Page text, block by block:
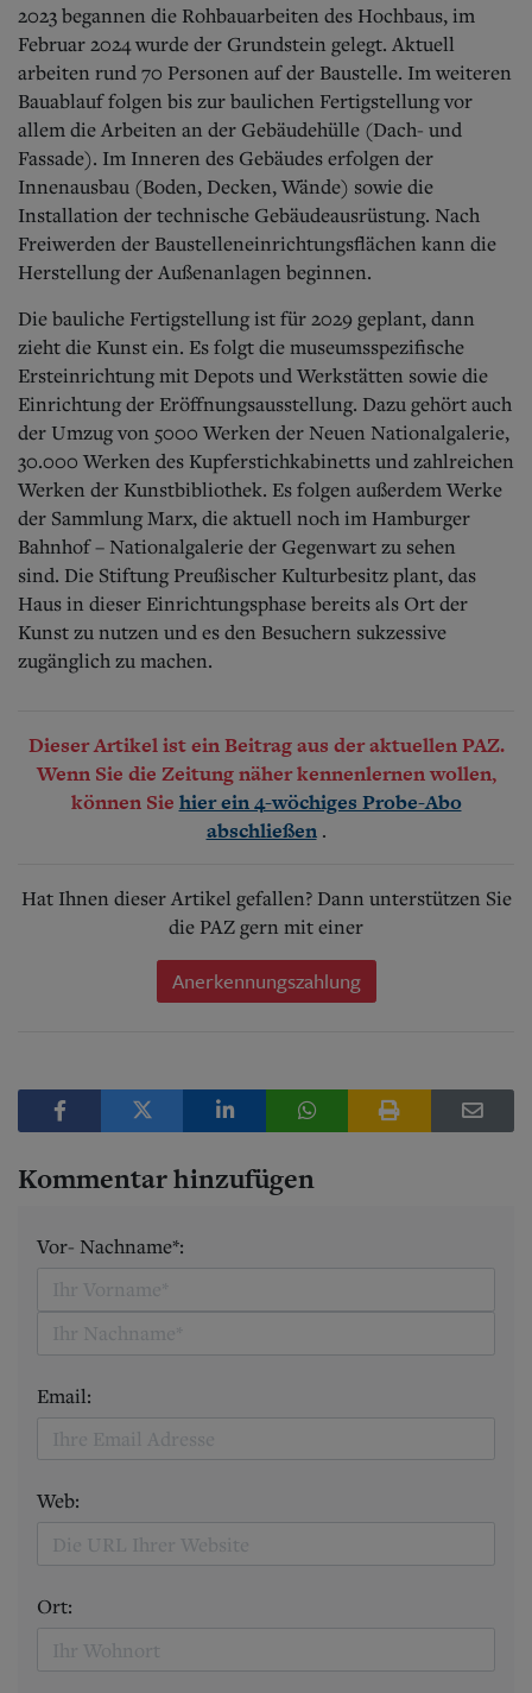
2023 begannen die Rohbauarbeiten des Hochbaus, im
Februar 2024 wurde der Grundstein gelegt. Aktuell
arbeiten rund 70 Personen auf der Baustelle. Im weiteren
Bauablauf folgen bis zur baulichen Fertigstellung vor
allem die Arbeiten an der Gebäudehülle (Dach- und
Fassade). Im Inneren des Gebäudes erfolgen der
Innenausbau (Boden, Decken, Wände) sowie die
Installation der technische Gebäudeausrüstung. Nach
Freiwerden der Baustelleneinrichtungsflächen kann die
Herstellung der Außenanlagen beginnen.
Die bauliche Fertigstellung ist für 2029 geplant, dann
zieht die Kunst ein. Esfolgt die museumsspezifische
Ersteinrichtung mit Depots und Werkstätten sowie die
Einrichtung der Eröffnungsausstellung. Dazu gehört auch
der Umzug von 5000 Werken der Neuen Nationalgalerie,
30.000 Werken des Kupferstichkabinetts und zahlreichen
Werken der Kunstbibliothek. Es folgen außerdem Werke
der Sammlung Marx, die aktuell noch im Hamburger
Bahnhof – Nationalgalerie der Gegenwart zu sehen
sind. Die Stiftung Preußischer Kulturbesitz plant, das
Haus in dieser Einrichtungsphase bereits als Ort der
Kunst zu nutzen und es den Besuchern sukzessive
zugänglich zu machen.
Dieser Artikel ist ein Beitrag aus der aktuellen PAZ.
Wenn Sie die Zeitung näher kennenlernen wollen,
können Sie hier ein 4-wöchiges Probe-Abo
abschließen .
Hat Ihnen dieser Artikel gefallen? Dann unterstützen Sie
die PAZ gern mit einer
Anerkennungszahlung
Kommentar hinzufügen
Vor- Nachname*:
Email:
Web:
Ort: